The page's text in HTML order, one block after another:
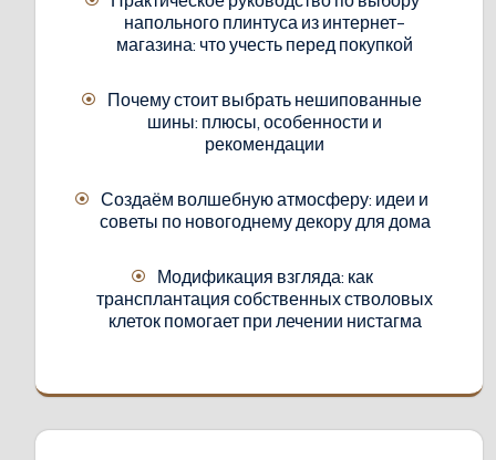
напольного плинтуса из интернет-
магазина: что учесть перед покупкой
Почему стоит выбрать нешипованные
шины: плюсы, особенности и
рекомендации
Создаём волшебную атмосферу: идеи и
советы по новогоднему декору для дома
Модификация взгляда: как
трансплантация собственных стволовых
клеток помогает при лечении нистагма